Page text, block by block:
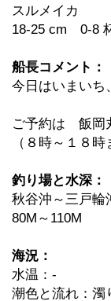
スルメイカ
18-25 cm 0-8
船長コメント：
今日はいまいち
ご予約は 飯岡
（８時～１８
釣り場と水深：
秋谷沖～三戸輪
80M～110M
海況：
水温：-
潮色と流れ：